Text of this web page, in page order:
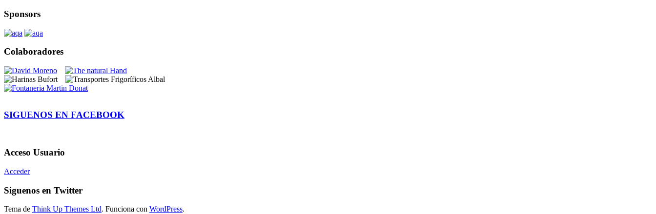
Sponsors
Colaboradores
SIGUENOS EN FACEBOOK
Acceso Usuario
Acceder
Siguenos en Twitter
Tema de Think Up Themes Ltd. Funciona con WordPress.